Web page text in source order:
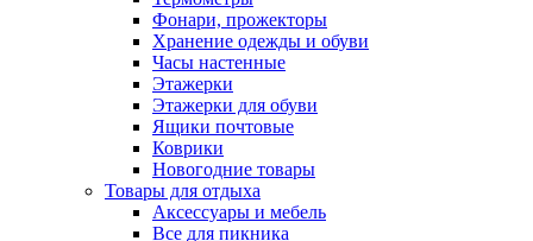
Фонари, прожекторы
Хранение одежды и обуви
Часы настенные
Этажерки
Этажерки для обуви
Ящики почтовые
Коврики
Новогодние товары
Товары для отдыха
Аксессуары и мебель
Все для пикника